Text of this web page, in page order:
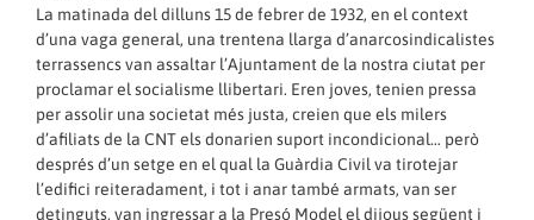
La matinada del dilluns 15 de febrer de 1932, en el context
d’una vaga general, una trentena llarga d’anarcosindicalistes
terrassencs van assaltar l’Ajuntament de la nostra ciutat per
proclamar el socialisme llibertari. Eren joves, tenien pressa
per assolir una societat més justa, creien que els milers
d’afiliats de la CNT els donarien suport incondicional… però
després d’un setge en el qual la Guàrdia Civil va tirotejar
l’edifici reiteradament, i tot i anar també armats, van ser
detinguts, van ingressar a la Presó Model el dijous següent i